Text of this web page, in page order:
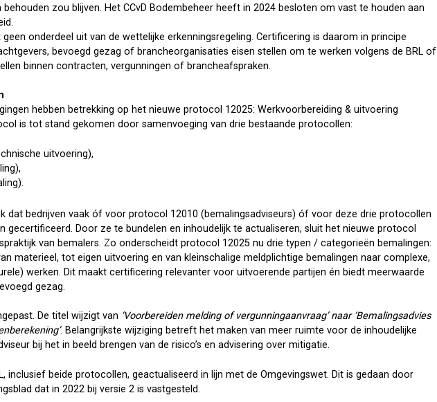
zou blijven. Het CCvD Bodembeheer heeft in 2024 besloten om vast te houden aan
geen onderdeel uit van de wettelijke erkenningsregeling. Certificering is daarom in principe
bevoegd gezag of brancheorganisaties eisen stellen om te werken volgens de BRL of
binnen contracten, vergunningen of brancheafspraken.
hebben betrekking op het nieuwe protocol 12025: Werkvoorbereiding & uitvoering
is tot stand gekomen door samenvoeging van drie bestaande protocollen:
uitvoering),
dat bedrijven vaak óf voor protocol 12010 (bemalingsadviseurs) óf voor deze drie protocollen
gecertificeerd. Door ze te bundelen en inhoudelijk te actualiseren, sluit het nieuwe protocol
van bemalers. Zo onderscheidt protocol 12025 nu drie typen / categorieën bemalingen:
materieel, tot eigen uitvoering en van kleinschalige meldplichtige bemalingen naar complexe,
werken. Dit maakt certificering relevanter voor uitvoerende partijen én biedt meerwaarde
gezag.
De titel wijzigt van ‘Voorbereiden melding of vergunningaanvraag’ naar ‘Bemalingsadvies
. Belangrijkste wijziging betreft het maken van meer ruimte voor de inhoudelijke
bij het in beeld brengen van de risico’s en advisering over mitigatie.
inclusief beide protocollen, geactualiseerd in lijn met de Omgevingswet. Dit is gedaan door
dat in 2022 bij versie 2 is vastgesteld.